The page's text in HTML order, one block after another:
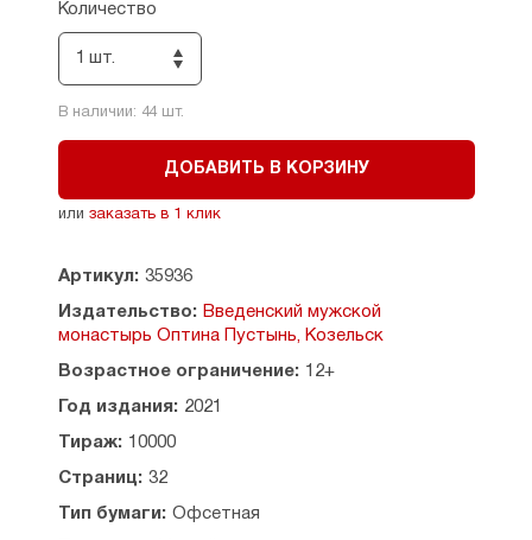
Количество
1 шт.
В наличии: 44 шт.
ДОБАВИТЬ В КОРЗИНУ
или заказать в 1 клик
Артикул: 35936
Издательство: Введенский мужской
монастырь Оптина Пустынь, Козельск
Возрастное ограничение: 12+
Год издания: 2021
Тираж: 10000
Страниц: 32
Тип бумаги: Офсетная